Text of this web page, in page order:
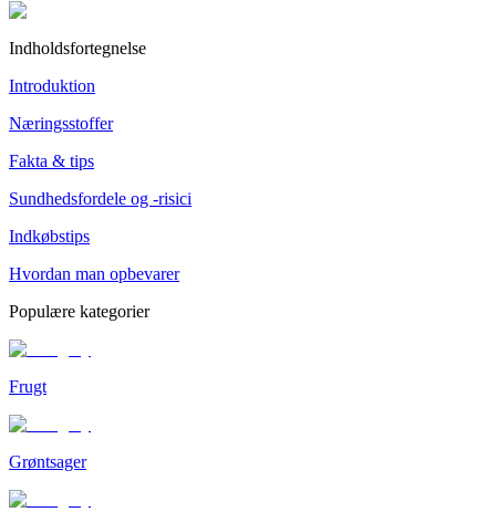
Indholdsfortegnelse
Introduktion
Næringsstoffer
Fakta & tips
Sundhedsfordele og -risici
Indkøbstips
Hvordan man opbevarer
Populære kategorier
Frugt
Grøntsager